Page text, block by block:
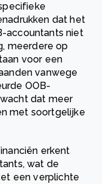
dat het
accountants niet
meerdere op
​​voor een
vanwege
OOB-
dat meer
met soortgelijke
erkent
wat de
een verplichte